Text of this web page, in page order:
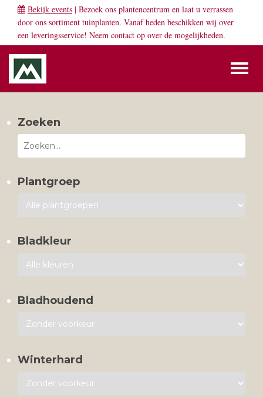
Bekijk events | Bezoek ons plantencentrum en laat u verrassen
door ons sortiment tuinplanten. Vanaf heden beschikken wij over
een leveringsservice! Neem contact op over de mogelijkheden.
Zoeken
Plantgroep
Bladkleur
Bladhoudend
Winterhard